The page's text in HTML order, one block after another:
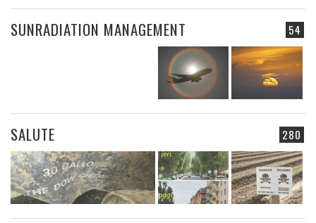
54
SUNRADIATION MANAGEMENT
280
SALUTE